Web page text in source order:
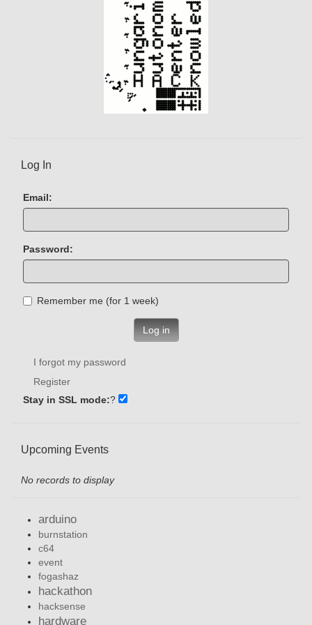
Log In
Email:
Password:
Remember me (for 1 week)
Log in
I forgot my password
Register
Stay in SSL mode:?
Upcoming Events
No records to display
arduino
burnstation
c64
event
fogashaz
hackathon
hacksense
hardware